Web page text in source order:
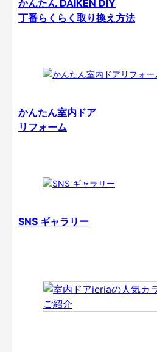
かんたん DAIKEN DIY
丁番らくらく取り換え方法
かんたん室内ドア
リフォーム
SNS ギャラリー